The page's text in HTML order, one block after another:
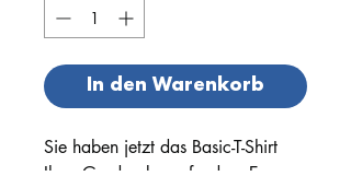
In den Warenkorb
Sie haben jetzt das Basic-T-Shirt
Ihrer Garderobe gefunden. Es